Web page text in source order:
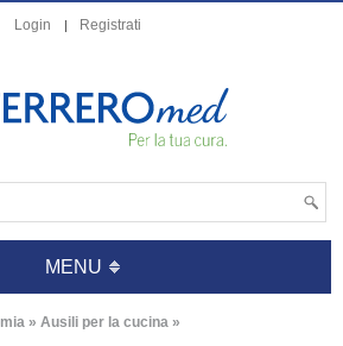
Login Registrati
MENU
» Ausili per la cucina »